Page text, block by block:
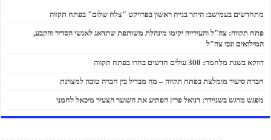
מתחדשים בעמישב: היתר בנייה ראשון בפרויקט "צלח שלום" בפתח תקווה
פתח תקווה: צה"ל והעירייה יקימו מינהלת משותפת שתדאג לאנשי הסדיר והקבע,
המילואים ונכי צה"ל
דווקא בשנת מלחמה: 300 עולים חדשים בחרו בפתח תקווה
חברת סיעוד מומלצת בפתח תקווה – מה מבדיל בין חברה טובה למצוינת
מפגש מרגש בשניידר: דניאל פרץ הפתיע את השוער הצעיר מיכאל לחמני